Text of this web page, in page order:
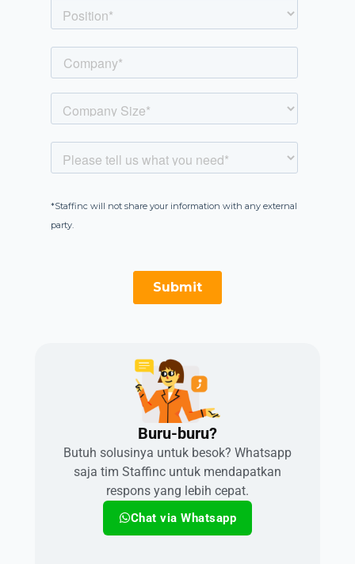
Buru-buru?​
Butuh solusinya untuk besok? Whatsapp
saja tim Staffinc untuk mendapatkan
respons yang lebih cepat.
Chat via Whatsapp